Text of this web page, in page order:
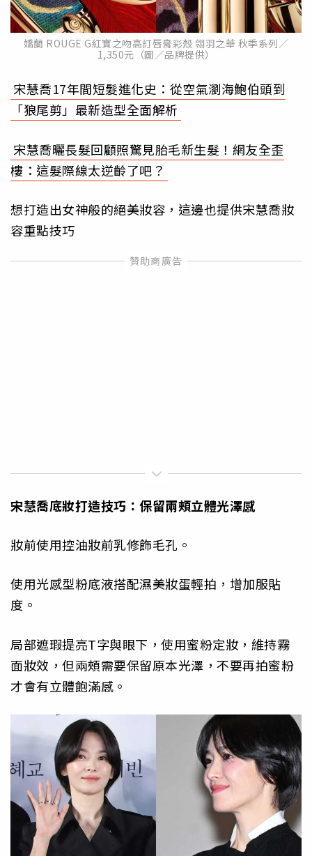
嬌蘭 ROUGE G紅寶之吻高訂唇膏彩殼 翎羽之華 秋季系列／
1,350元（圖／品牌提供）
宋慧喬17年間短髮進化史：從空氣瀏海鮑伯頭到
「狼尾剪」最新造型全面解析
宋慧喬曬長髮回顧照驚見胎毛新生髮！網友全歪
樓：這髮際線太逆齡了吧？
想打造出女神般的絕美妝容，這邊也提供宋慧喬妝
容重點技巧
宋慧喬底妝打造技巧：保留兩頰立體光澤感
妝前使用控油妝前乳修飾毛孔。
使用光感型粉底液搭配濕美妝蛋輕拍，增加服貼
度。
局部遮瑕提亮T字與眼下，使用蜜粉定妝，維持霧
面妝效，但兩頰需要保留原本光澤，不要再拍蜜粉
才會有立體飽滿感。